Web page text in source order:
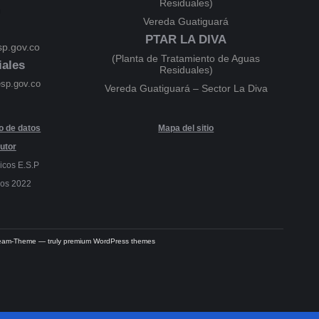
Residuales)
Vereda Guatiguará
PTAR LA DIVA
(Planta de Tratamiento de Aguas
Residuales)
Vereda Guatiguará – Sector La Diva
de datos
E.S.P
2022
Mapa del sitio
Theme — truly premium WordPress themes